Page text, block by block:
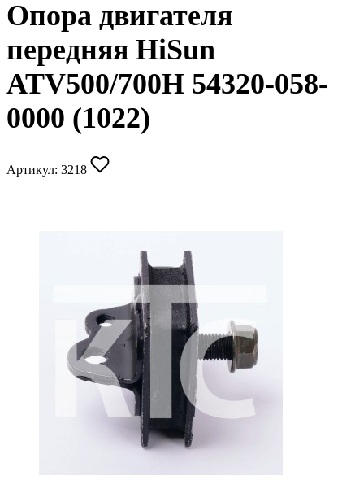
Опора двигателя
передняя HiSun
ATV500/700H 54320-058-
0000 (1022)
Артикул: 3218